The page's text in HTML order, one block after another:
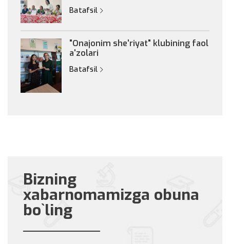
Batafsil
"Onajonim she'riyat" klubining faol
a'zolari
Batafsil
Bizning
xabarnomamizga obuna
bo`ling